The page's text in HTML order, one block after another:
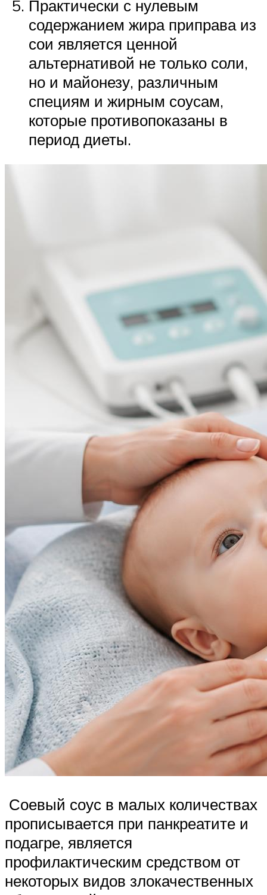
Практически с нулевым
содержанием жира приправа из
сои является ценной
альтернативой не только соли,
но и майонезу, различным
специям и жирным соусам,
которые противопоказаны в
период диеты.
Соевый соус в малых количествах
прописывается при панкреатите и
подагре, является
профилактическим средством от
некоторых видов злокачественных